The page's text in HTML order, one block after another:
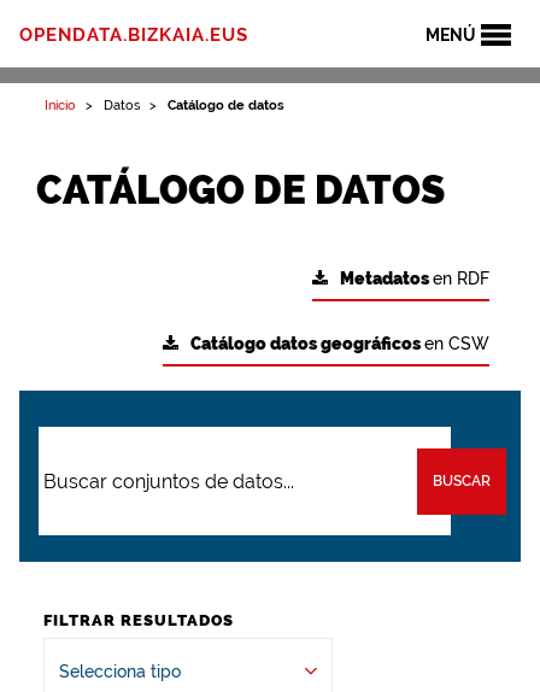
MENÚ
OPENDATA.BIZKAIA.EUS
Inicio Datos Catálogo de datos
CATÁLOGO DE DATOS
Metadatosen RDF
Catálogo datos geográficosen CSW
BUSCAR
FILTRAR RESULTADOS
Selecciona tipo